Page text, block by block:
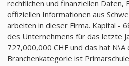
rechtlichen und finanziellen Daten,
offiziellen Informationen aus
arbeiten in dieser Firma. Kapital -
des Unternehmens für das letzte
727,000,000 CHF und das hat N\A
Branchenkategorie ist